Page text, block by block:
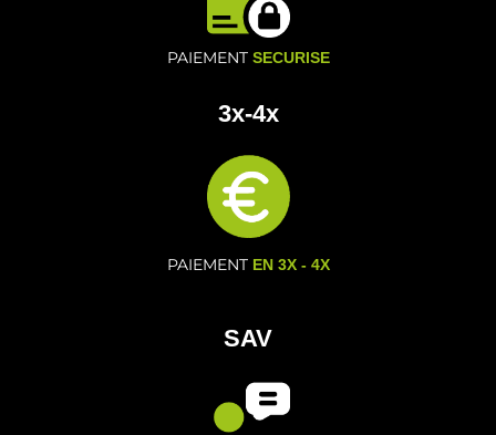
PAIEMENT SECURISE
3x-4x
PAIEMENT EN 3X - 4X
SAV